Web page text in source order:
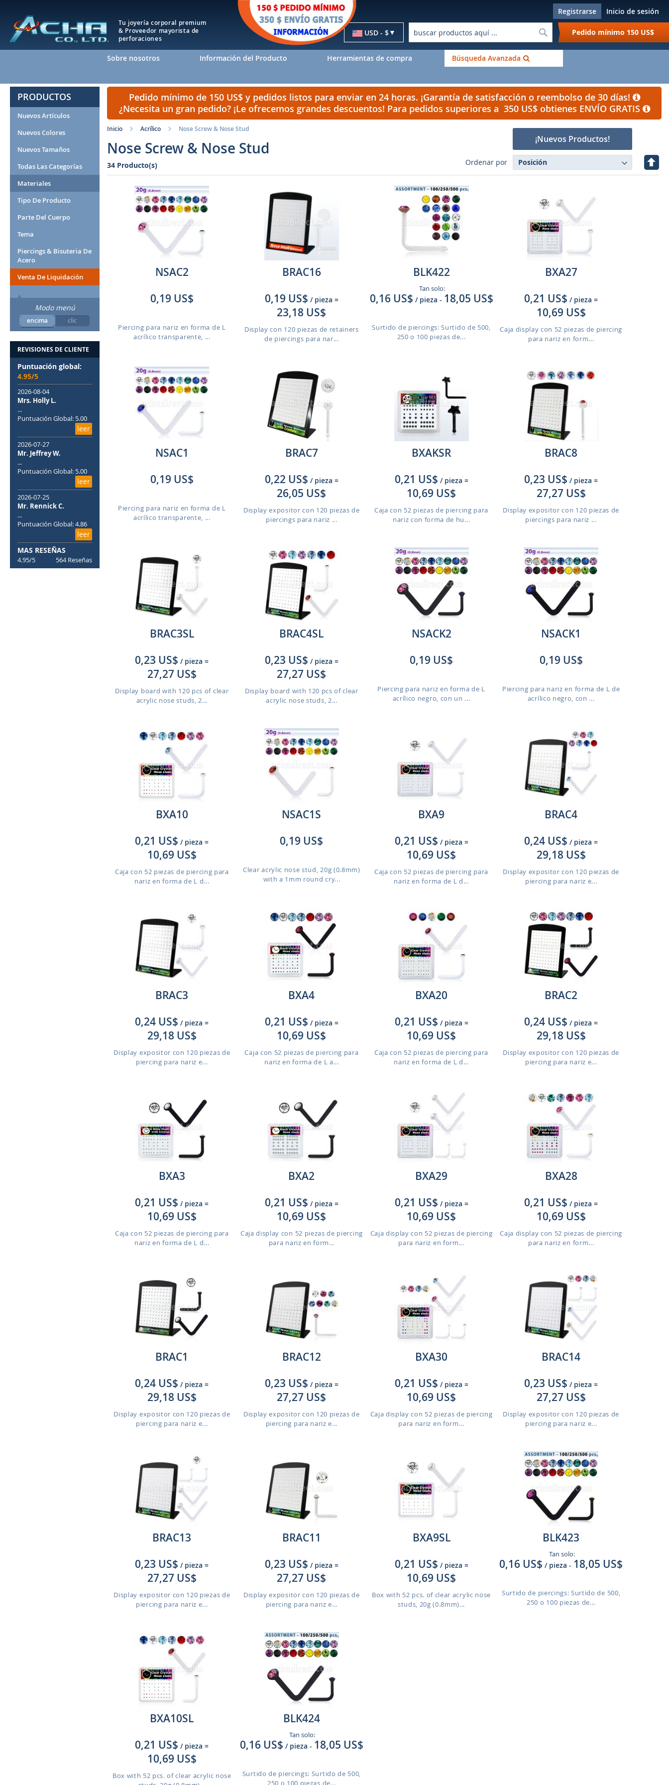
Tu joyería corporal premium
& Proveedor mayorista de
perforaciones
Registrarse
Inicio de sesión
Moneda
USD - $
Buscar
Buscar
Pedido mínimo 150 US$
Sobre nosotros Información del Producto Herramientas de compra Búsqueda Avanzada
Pedido mínimo de 150 US$ y pedidos listos para enviar en 24 horas. ¡Garantía de satisfacción o reembolso de 30 días!
¿Necesita un gran pedido? ¡Le ofrecemos grandes descuentos! Para pedidos superiores a 350 US$ obtienes ENVÍO GRATIS
Inicio Acrílico Nose Screw & Nose Stud
Nose Screw & Nose Stud
34 Producto(s)
¡Nuevos Productos!
Ordenar por
Fijar
NSAC2
0,19 US$
Piercing para nariz en forma de L
acrílico transparente, ...
BRAC16
0,19 US$ / pieza =
23,18 US$
Display con 120 piezas de retainers
de piercings para nar...
BLK422
Tan solo:
0,16 US$ / pieza - 18,05 US$
Surtido de piercings: Surtido de 500,
250 o 100 piezas de...
BXA27
0,21 US$ / pieza =
10,69 US$
Caja display con 52 piezas de piercing
para nariz en form...
NSAC1
0,19 US$
Piercing para nariz en forma de L
acrílico transparente, ...
BRAC7
0,22 US$ / pieza =
26,05 US$
Display expositor con 120 piezas de
piercings para nariz ...
BXAKSR
0,21 US$ / pieza =
10,69 US$
Caja con 52 piezas de piercing para
nariz con forma de hu...
BRAC8
0,23 US$ / pieza =
27,27 US$
Display expositor con 120 piezas de
piercings para nariz ...
BRAC3SL
0,23 US$ / pieza =
27,27 US$
Display board with 120 pcs of clear
acrylic nose studs, 2...
BRAC4SL
0,23 US$ / pieza =
27,27 US$
Display board with 120 pcs of clear
acrylic nose studs, 2...
NSACK2
0,19 US$
Piercing para nariz en forma de L
acrílico negro, con un ...
NSACK1
0,19 US$
Piercing para nariz en forma de L de
acrílico negro, con ...
BXA10
0,21 US$ / pieza =
10,69 US$
Caja con 52 piezas de piercing para
nariz en forma de L d...
NSAC1S
0,19 US$
Clear acrylic nose stud, 20g (0.8mm)
with a 1mm round cry...
BXA9
0,21 US$ / pieza =
10,69 US$
Caja con 52 piezas de piercing para
nariz en forma de L d...
BRAC4
0,24 US$ / pieza =
29,18 US$
Display expositor con 120 piezas de
piercing para nariz e...
BRAC3
0,24 US$ / pieza =
29,18 US$
Display expositor con 120 piezas de
piercing para nariz e...
BXA4
0,21 US$ / pieza =
10,69 US$
Caja con 52 piezas de piercing para
nariz en forma de L a...
BXA20
0,21 US$ / pieza =
10,69 US$
Caja con 52 piezas de piercing para
nariz en forma de L d...
BRAC2
0,24 US$ / pieza =
29,18 US$
Display expositor con 120 piezas de
piercing para nariz e...
BXA3
0,21 US$ / pieza =
10,69 US$
Caja con 52 piezas de piercing para
nariz en forma de L d...
BXA2
0,21 US$ / pieza =
10,69 US$
Caja display con 52 piezas de piercing
para nariz en form...
BXA29
0,21 US$ / pieza =
10,69 US$
Caja display con 52 piezas de piercing
para nariz en form...
BXA28
0,21 US$ / pieza =
10,69 US$
Caja display con 52 piezas de piercing
para nariz en form...
BRAC1
0,24 US$ / pieza =
29,18 US$
Display expositor con 120 piezas de
piercing para nariz e...
BRAC12
0,23 US$ / pieza =
27,27 US$
Display expositor con 120 piezas de
piercing para nariz e...
BXA30
0,21 US$ / pieza =
10,69 US$
Caja display con 52 piezas de piercing
para nariz en form...
BRAC14
0,23 US$ / pieza =
27,27 US$
Display expositor con 120 piezas de
piercing para nariz e...
BRAC13
0,23 US$ / pieza =
27,27 US$
Display expositor con 120 piezas de
piercing para nariz e...
BRAC11
0,23 US$ / pieza =
27,27 US$
Display expositor con 120 piezas de
piercing para nariz e...
BXA9SL
0,21 US$ / pieza =
10,69 US$
Box with 52 pcs. of clear acrylic nose
studs, 20g (0.8mm)...
BLK423
Tan solo:
0,16 US$ / pieza - 18,05 US$
Surtido de piercings: Surtido de 500,
250 o 100 piezas de...
BXA10SL
0,21 US$ / pieza =
10,69 US$
Box with 52 pcs. of clear acrylic nose
BLK424
Tan solo:
0,16 US$ / pieza - 18,05 US$
Surtido de piercings: Surtido de 500,
250 o 100 piezas de...
PRODUCTOS
Nuevos Artículos
Nuevos Colores
Nuevos Tamaños
Todas Las Categorías
Materiales
Tipo De Producto
Parte Del Cuerpo
Tema
Piercings & Bisuteria De
Acero
Venta De Liquidación
Modo menú
encima clic
REVISIONES DE CLIENTE
Puntuación global:
4.95/5
2026-08-04
Mrs. Holly L.
...
Puntuación Global: 5.00
leer
2026-07-27
Mr. Jeffrey W.
...
Puntuación Global: 5.00
leer
2026-07-25
Mr. Rennick C.
...
Puntuación Global: 4.86
leer
MAS RESEÑAS
4.95/5 564 Reseñas